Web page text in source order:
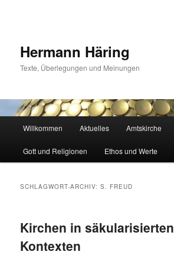
Hermann Häring
Texte, Überlegungen und Meinungen
Willkommen Aktuelles Amtskirche
Gott und Religionen Ethos und Werte
SCHLAGWORT-ARCHIV:S. FREUD
Kirchen in säkularisierten
Kontexten